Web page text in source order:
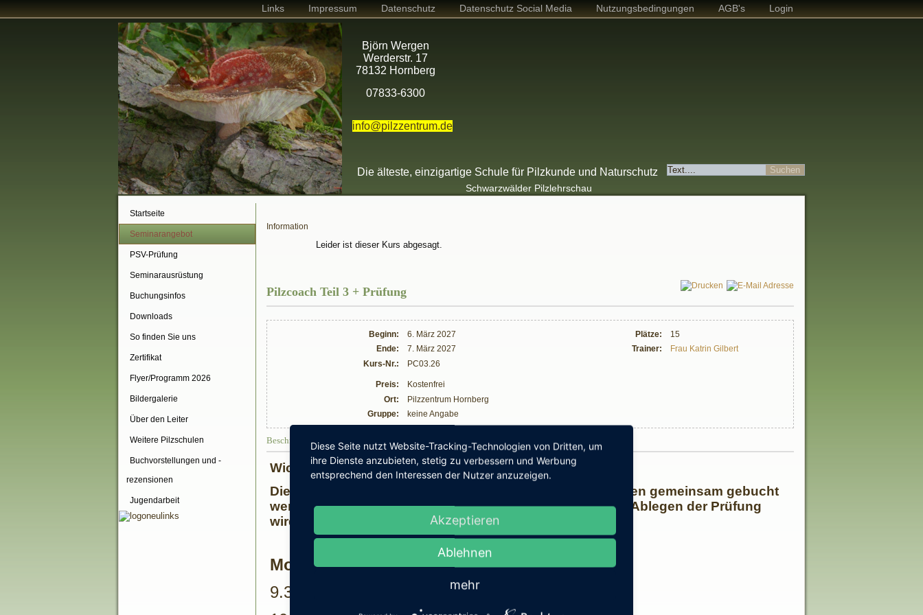
Links Impressum Datenschutz Datenschutz Social Media Nutzungsbedingungen AGB's Login
Schwarzwälder Pilzlehrschau
Die älteste, einzigartige Schule für Pilzkunde und Naturschutz
Björn Wergen
Werderstr. 17
78132 Hornberg
07833-6300
info@pilzzentrum.de
Startseite
Seminarangebot
PSV-Prüfung
Seminarausrüstung
Buchungsinfos
Downloads
So finden Sie uns
Zertifikat
Flyer/Programm 2026
Bildergalerie
Über den Leiter
Weitere Pilzschulen
Buchvorstellungen und -
rezensionen
Jugendarbeit
Information
Leider ist dieser Kurs abgesagt.
Pilzcoach Teil 3 + Prüfung
Beginn:
6. März 2027
Ende:
7. März 2027
Kurs-Nr.:
PC03.26
Preis:
Kostenfrei
Ort:
Pilzzentrum Hornberg
Gruppe:
keine Angabe
Plätze:
15
Trainer:
Frau Katrin Gilbert
Beschreibung
Wichtige Hinweise:
Die Kurse Pilzcoach 1, Pilzcoach 2 und Pilzcoach 3 müssen gemeinsam gebucht
werden und kosten dann auch gemeinsam 530€. Für das Ablegen der Prüfung
wird eine Prüfungsgebühr in Höhe von 30€ erhoben.
Modul V Prüfung (Samstag)
9.30 Uhr Theoretische Prüfung
Diese Seite nutzt Website-Tracking-Technologien von Dritten, um
ihre Dienste anzubieten, stetig zu verbessern und Werbung
entsprechend den Interessen der Nutzer anzuzeigen.
Akzeptieren
Ablehnen
mehr